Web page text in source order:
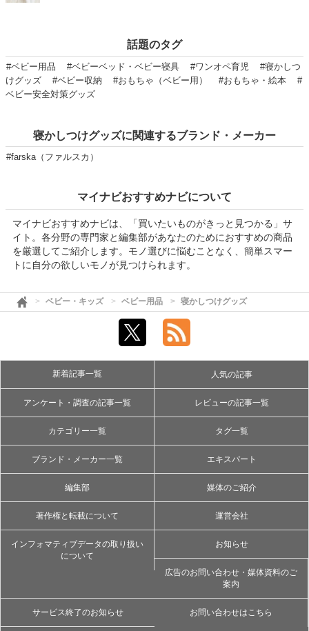
話題のタグ
#ベビー用品 #ベビーベッド・ベビー寝具 #ワンオペ育児
#寝かしつ
けグッズ
#ベビー収納 #おもちゃ（ベビー用） #おもちゃ・絵本
#
ベビー安全対策グッズ
寝かしつけグッズに関連するブランド・メーカー
#farska（ファルスカ）
マイナビおすすめナビについて
マイナビおすすめナビは、「買いたいものがきっと見つかる」サ
イト。各分野の専門家と編集部があなたのためにおすすめの商品
を厳選してご紹介します。モノ選びに悩むことなく、簡単スマー
トに自分の欲しいモノが見つけられます。
ベビー・キッズ ベビー用品 寝かしつけグッズ
新着記事一覧 人気の記事
アンケート・調査の記事一覧 レビューの記事一覧
カテゴリー一覧 タグ一覧
ブランド・メーカー一覧 エキスパート
編集部 媒体のご紹介
著作権と転載について 運営会社
インフォマティブデータの取り扱い
について
お知らせ
広告のお問い合わせ・媒体資料のご
案内
サービス終了のお知らせ お問い合わせはこちら